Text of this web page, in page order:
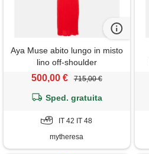
Aya Muse abito lungo in misto
lino off-shoulder
500,00 € 715,00 €
Sped. gratuita
IT 42 IT 48
mytheresa